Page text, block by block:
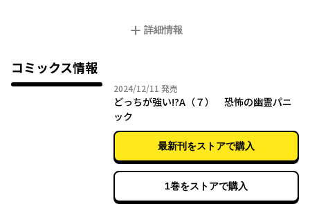
詳細情報
コミックス情報
2024/12/11 2024年12月11日
発売
どっちが強い!?A（７） 恐怖の幽霊パニ
ック
最新刊をストアで購入
1巻をストアで購入